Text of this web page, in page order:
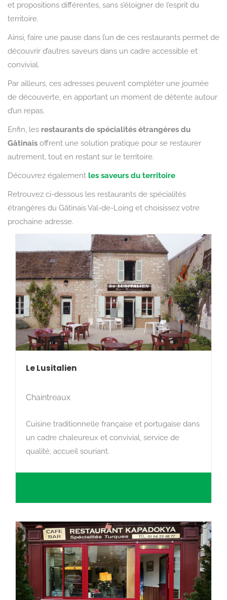
et propositions différentes, sans s’éloigner de l’esprit du
territoire.
Ainsi, faire une pause dans l’un de ces restaurants permet de
découvrir d’autres saveurs dans un cadre accessible et
convivial.
Par ailleurs, ces adresses peuvent compléter une journée
de découverte, en apportant un moment de détente autour
d’un repas.
Enfin, les restaurants de spécialités étrangères du
Gâtinais offrent une solution pratique pour se restaurer
autrement, tout en restant sur le territoire.
Découvrez également les saveurs du territoire
Retrouvez ci-dessous les restaurants de spécialités
étrangères du Gâtinais Val-de-Loing et choisissez votre
prochaine adresse.
Le Lusitalien
Chaintreaux
Cuisine traditionnelle française et portugaise dans
un cadre chaleureux et convivial, service de
qualité, accueil souriant.